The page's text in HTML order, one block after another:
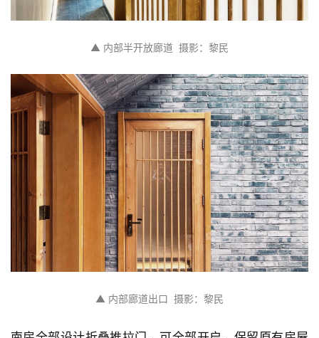
▲ 内部半开放廊道  摄影：黎民
▲ 内部廊道出口  摄影：黎民